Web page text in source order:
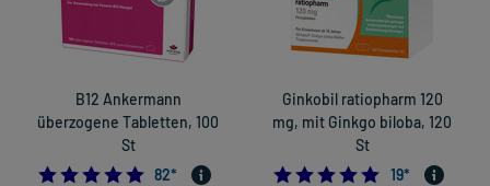
B12 Ankermann
überzogene Tabletten, 100
St
5.0
82*
Ginkobil ratiopharm 120
mg, mit Ginkgo biloba, 120
St
19*